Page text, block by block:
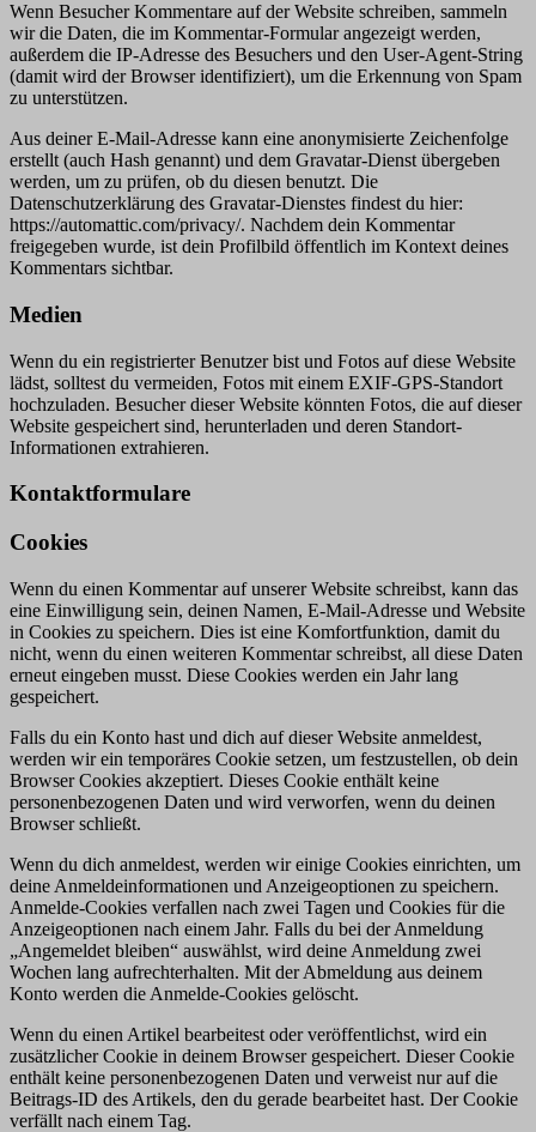
Wenn Besucher Kommentare auf der Website schreiben, sammeln
wir die Daten, die im Kommentar-Formular angezeigt werden,
außerdem die IP-Adresse des Besuchers und den User-Agent-String
(damit wird der Browser identifiziert), um die Erkennung von Spam
zu unterstützen.
Aus deiner E-Mail-Adresse kann eine anonymisierte Zeichenfolge
erstellt (auch Hash genannt) und dem Gravatar-Dienst übergeben
werden, um zu prüfen, ob du diesen benutzt. Die
Datenschutzerklärung des Gravatar-Dienstes findest du hier:
https://automattic.com/privacy/. Nachdem dein Kommentar
freigegeben wurde, ist dein Profilbild öffentlich im Kontext deines
Kommentars sichtbar.
Medien
Wenn du ein registrierter Benutzer bist und Fotos auf diese Website
lädst, solltest du vermeiden, Fotos mit einem EXIF-GPS-Standort
hochzuladen. Besucher dieser Website könnten Fotos, die auf dieser
Website gespeichert sind, herunterladen und deren Standort-
Informationen extrahieren.
Kontaktformulare
Cookies
Wenn du einen Kommentar auf unserer Website schreibst, kann das
eine Einwilligung sein, deinen Namen, E-Mail-Adresse und Website
in Cookies zu speichern. Dies ist eine Komfortfunktion, damit du
nicht, wenn du einen weiteren Kommentar schreibst, all diese Daten
erneut eingeben musst. Diese Cookies werden ein Jahr lang
gespeichert.
Falls du ein Konto hast und dich auf dieser Website anmeldest,
werden wir ein temporäres Cookie setzen, um festzustellen, ob dein
Browser Cookies akzeptiert. Dieses Cookie enthält keine
personenbezogenen Daten und wird verworfen, wenn du deinen
Browser schließt.
Wenn du dich anmeldest, werden wir einige Cookies einrichten, um
deine Anmeldeinformationen und Anzeigeoptionen zu speichern.
Anmelde-Cookies verfallen nach zwei Tagen und Cookies für die
Anzeigeoptionen nach einem Jahr. Falls du bei der Anmeldung
„Angemeldet bleiben“ auswählst, wird deine Anmeldung zwei
Wochen lang aufrechterhalten. Mit der Abmeldung aus deinem
Konto werden die Anmelde-Cookies gelöscht.
Wenn du einen Artikel bearbeitest oder veröffentlichst, wird ein
zusätzlicher Cookie in deinem Browser gespeichert. Dieser Cookie
enthält keine personenbezogenen Daten und verweist nur auf die
Beitrags-ID des Artikels, den du gerade bearbeitet hast. Der Cookie
verfällt nach einem Tag.